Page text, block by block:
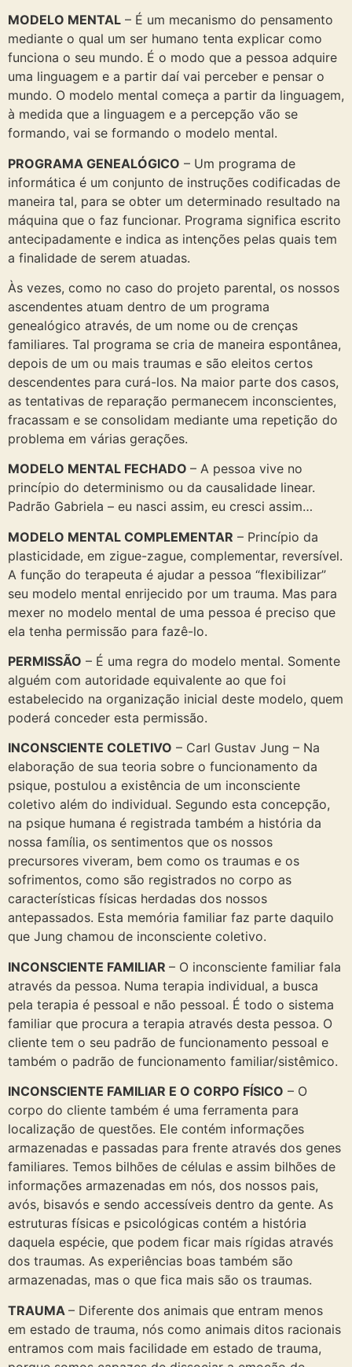
MODELO MENTAL – É um mecanismo do pensamento
mediante o qual um ser humano tenta explicar como
funciona o seu mundo. É o modo que a pessoa adquire
uma linguagem e a partir daí vai perceber e pensar o
mundo. O modelo mental começa a partir da linguagem,
à medida que a linguagem e a percepção vão se
formando, vai se formando o modelo mental.
PROGRAMA GENEALÓGICO – Um programa de
informática é um conjunto de instruções codificadas de
maneira tal, para se obter um determinado resultado na
máquina que o faz funcionar. Programa significa escrito
antecipadamente e indica as intenções pelas quais tem
a finalidade de serem atuadas.
Às vezes, como no caso do projeto parental, os nossos
ascendentes atuam dentro de um programa
genealógico através, de um nome ou de crenças
familiares. Tal programa se cria de maneira espontânea,
depois de um ou mais traumas e são eleitos certos
descendentes para curá-los. Na maior parte dos casos,
as tentativas de reparação permanecem inconscientes,
fracassam e se consolidam mediante uma repetição do
problema em várias gerações.
MODELO MENTAL FECHADO – A pessoa vive no
princípio do determinismo ou da causalidade linear.
Padrão Gabriela – eu nasci assim, eu cresci assim…
MODELO MENTAL COMPLEMENTAR – Princípio da
plasticidade, em zigue-zague, complementar, reversível.
A função do terapeuta é ajudar a pessoa “flexibilizar”
seu modelo mental enrijecido por um trauma. Mas para
mexer no modelo mental de uma pessoa é preciso que
ela tenha permissão para fazê-lo.
PERMISSÃO – É uma regra do modelo mental. Somente
alguém com autoridade equivalente ao que foi
estabelecido na organização inicial deste modelo, quem
poderá conceder esta permissão.
INCONSCIENTE COLETIVO – Carl Gustav Jung – Na
elaboração de sua teoria sobre o funcionamento da
psique, postulou a existência de um inconsciente
coletivo além do individual. Segundo esta concepção,
na psique humana é registrada também a história da
nossa família, os sentimentos que os nossos
precursores viveram, bem como os traumas e os
sofrimentos, como são registrados no corpo as
características físicas herdadas dos nossos
antepassados. Esta memória familiar faz parte daquilo
que Jung chamou de inconsciente coletivo.
INCONSCIENTE FAMILIAR – O inconsciente familiar fala
através da pessoa. Numa terapia individual, a busca
pela terapia é pessoal e não pessoal. É todo o sistema
familiar que procura a terapia através desta pessoa. O
cliente tem o seu padrão de funcionamento pessoal e
também o padrão de funcionamento familiar/sistêmico.
INCONSCIENTE FAMILIAR E O CORPO FÍSICO – O
corpo do cliente também é uma ferramenta para
localização de questões. Ele contém informações
armazenadas e passadas para frente através dos genes
familiares. Temos bilhões de células e assim bilhões de
informações armazenadas em nós, dos nossos pais,
avós, bisavós e sendo accessíveis dentro da gente. As
estruturas físicas e psicológicas contém a história
daquela espécie, que podem ficar mais rígidas através
dos traumas. As experiências boas também são
armazenadas, mas o que fica mais são os traumas.
TRAUMA – Diferente dos animais que entram menos
em estado de trauma, nós como animais ditos racionais
entramos com mais facilidade em estado de trauma,